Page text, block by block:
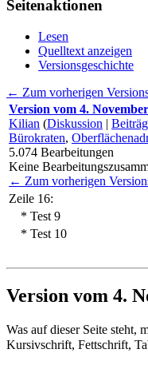
Seitenaktionen
Lesen
Quelltext anzeigen
Versionsgeschichte
← Zum vorherigen
Version vom 4.
Kilian (Diskussion |
Bürokraten,
5.074 Bearbeitungen
Keine
← Zum vorherigen
Zeile 16:
* Test 9
* Test 10
Version vom 4.
Was auf dieser Seite steht,
Kursivschrift, Fettschrift,